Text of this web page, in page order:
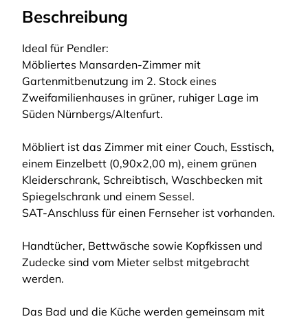
Beschreibung
Ideal für Pendler:
Möbliertes Mansarden-Zimmer mit
Gartenmitbenutzung im 2. Stock eines
Zweifamilienhauses in grüner, ruhiger Lage im
Süden Nürnbergs/Altenfurt.
Möbliert ist das Zimmer mit einer Couch, Esstisch,
einem Einzelbett (0,90x2,00 m), einem grünen
Kleiderschrank, Schreibtisch, Waschbecken mit
Spiegelschrank und einem Sessel.
SAT-Anschluss für einen Fernseher ist vorhanden.
Handtücher, Bettwäsche sowie Kopfkissen und
Zudecke sind vom Mieter selbst mitgebracht
werden.
Das Bad und die Küche werden gemeinsam mit